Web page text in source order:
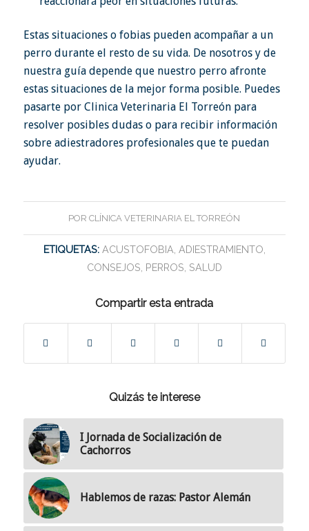
Estas situaciones o fobias pueden acompañar a un
perro durante el resto de su vida. De nosotros y de
nuestra guía depende que nuestro perro afronte
estas situaciones de la mejor forma posible. Puedes
pasarte por Clinica Veterinaria El Torreón para
resolver posibles dudas o para recibir información
sobre adiestradores profesionales que te puedan
ayudar.
PORCLÍNICA VETERINARIA EL TORREÓN
ETIQUETAS: ACUSTOFOBIA, ADIESTRAMIENTO,
CONSEJOS, PERROS, SALUD
Compartir esta entrada
Quizás te interese
I Jornada de Socialización de
Cachorros
Hablemos de razas: Pastor Alemán